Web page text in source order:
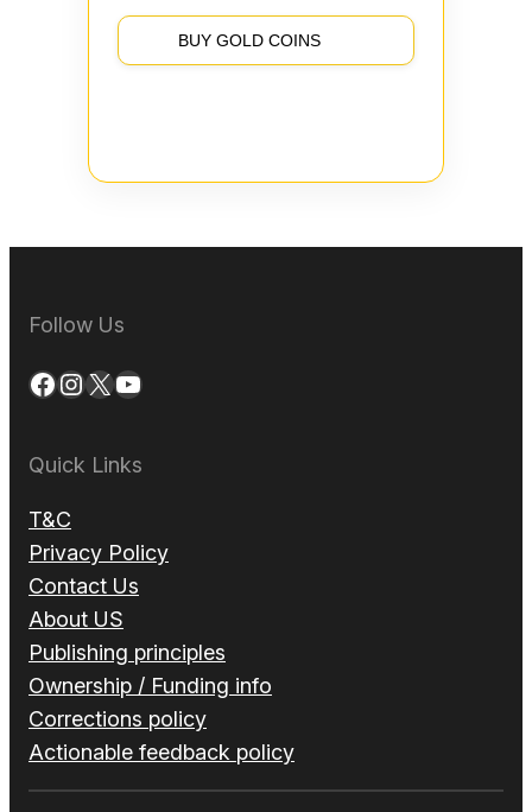
BUY GOLD COINS
Follow Us
Facebook InstagramX YouTube
Quick Links
T&C
Privacy Policy
Contact Us
About US
Publishing principles
Ownership / Funding info
Corrections policy
Actionable feedback policy